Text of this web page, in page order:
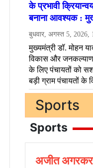
Sports
Sports
अजीत अगरकर